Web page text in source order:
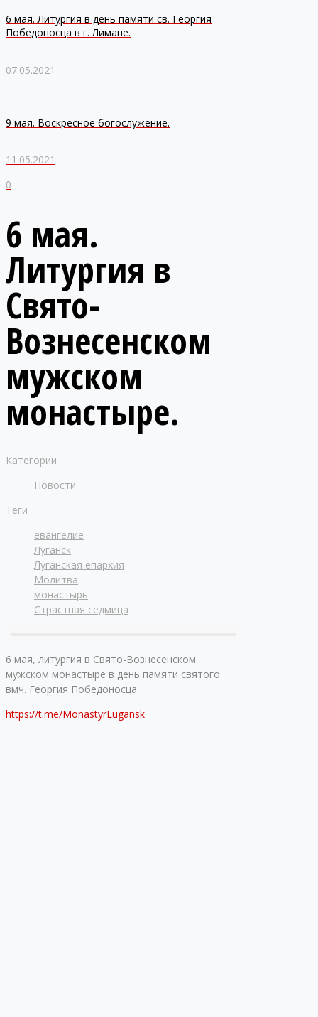
6 мая. Литургия в день памяти св. Георгия
Победоносца в г. Лимане.
07.05.2021
9 мая. Воскресное богослужение.
11.05.2021
0
6 мая.
Литургия в
Свято-
Вознесенском
мужском
монастыре.
Категории
Новости
Теги
евангелие
Луганск
Луганская епархия
Молитва
монастырь
Страстная седмица
6 мая, литургия в Свято-Вознесенском
мужском монастыре в день памяти святого
вмч. Георгия Победоносца.
https://t.me/MonastyrLugansk